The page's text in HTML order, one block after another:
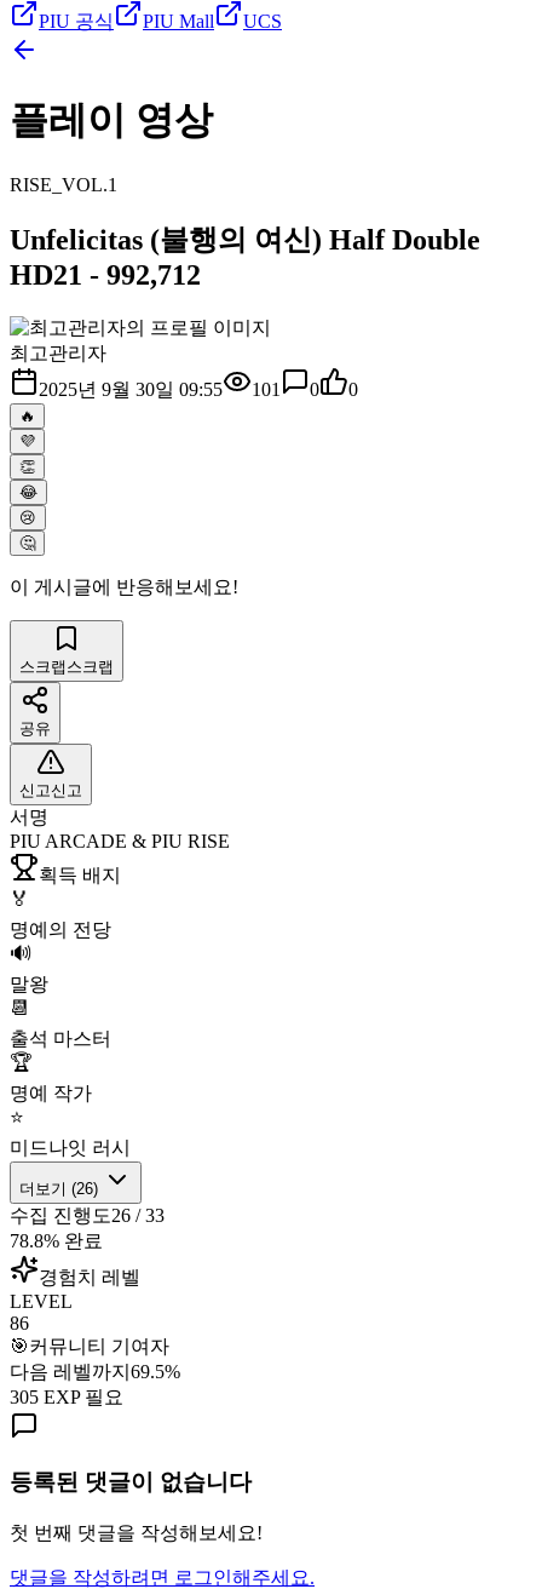
PIU 공식 PIU Mall UCS
플레이 영상
RISE_VOL.1
Unfelicitas (불행의 여신) Half Double
HD21 - 992,712
최고관리자
2025년 9월 30일 09:55
101 0 0
🔥
💜
👏
😂
😢
🤔
이 게시글에 반응해보세요!
스크랩 스크랩
공유
신고신고
서명
PIU ARCADE & PIU RISE
획득 배지
🏅
명예의 전당
🔊
말왕
📆
출석 마스터
🏆
명예 작가
⭐
미드나잇 러시
더보기 (26)
수집 진행도26 /33
78.8% 완료
경험치 레벨
LEVEL
86
🎯커뮤니티 기여자
다음 레벨까지 69.5%
305 EXP 필요
등록된 댓글이 없습니다
첫 번째 댓글을 작성해보세요!
댓글을 작성하려면 로그인해주세요.